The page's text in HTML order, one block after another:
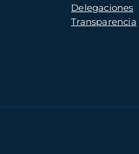
Delegaciones
Transparencia